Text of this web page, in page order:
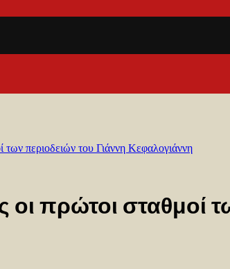
των περιοδειών του Γιάννη Κεφαλογιάννη
οι πρώτοι σταθμοί